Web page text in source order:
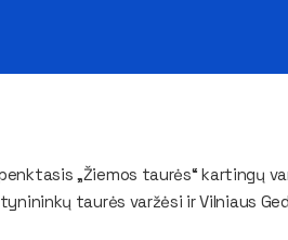
„Žiemos taurės“ kartingų
taurės varžėsi ir Vilniaus